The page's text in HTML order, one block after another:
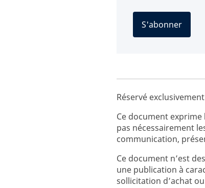
S'abonner
Réservé
Ce document
pas nécessairement
communication,
Ce document n’est
une publication à
sollicitation d’achat